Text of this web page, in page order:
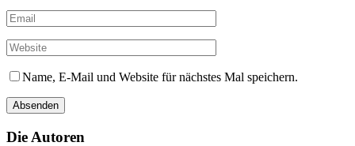
Name, E-Mail und Website für nächstes Mal speichern.
Die Autoren